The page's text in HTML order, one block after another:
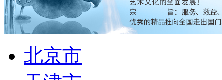
北京市